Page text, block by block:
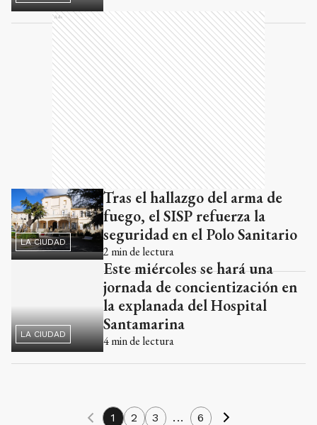
Ads
LA CIUDAD
Tras el hallazgo del arma de
fuego, el SISP refuerza la
seguridad en el Polo Sanitario
2 min de lectura
LA CIUDAD
Este miércoles se hará una
jornada de concientización en
la explanada del Hospital
Santamarina
4min de lectura
1 2 3 ... 6